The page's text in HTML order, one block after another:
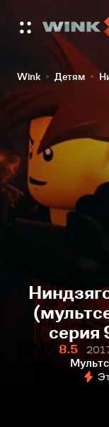
Wink Детям
серия
8.5